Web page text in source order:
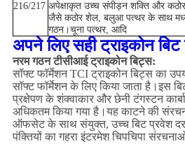
216/217 अपेक्षाकृत उच्च संपीड़न शक्ति और
जैसे कठोर शेल, बलुआ पत्थर के साथ
गठन।चूना पत्थर, आदि
अपने लिए सही ट्राइकोन
नरम गठन टीसीआई ट्राइकोन बिट्स:
सॉफ्ट फॉर्मेशन TCI ट्राइकोन बिट्स का
सॉफ्ट फॉर्मेशन के लिए किया जाता है।इस
प्रक्षेपण के शंक्वाकार और छेनी टंगस्टन
अधिकतम किया गया है।यह काटने की
ऑफसेट के साथ संयुक्त, उच्च बिट प्रवेश दर
पंक्तियों का गहरा इंटरमेश चिपचिपा